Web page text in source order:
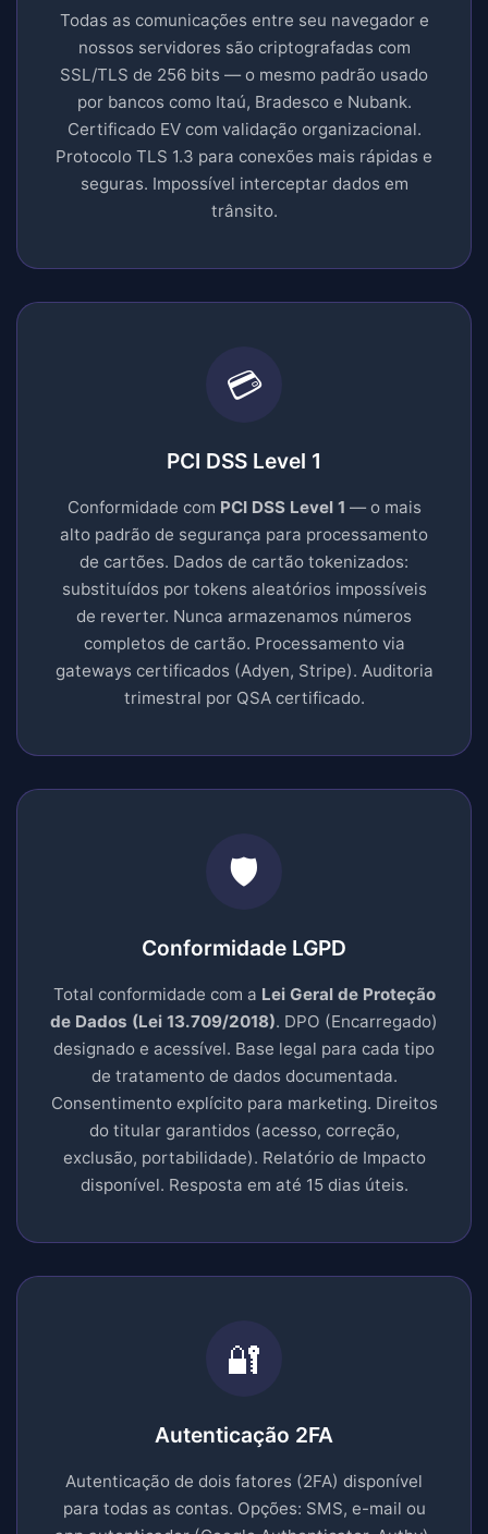
Todas as comunicações entre seu navegador e
nossos servidores são criptografadas com
SSL/TLS de 256 bits — o mesmo padrão usado
por bancos como Itaú, Bradesco e Nubank.
Certificado EV com validação organizacional.
Protocolo TLS 1.3 para conexões mais rápidas e
seguras. Impossível interceptar dados em
trânsito.
💳
PCI DSS Level 1
Conformidade com PCI DSS Level 1 — o mais
alto padrão de segurança para processamento
de cartões. Dados de cartão tokenizados:
substituídos por tokens aleatórios impossíveis
de reverter. Nunca armazenamos números
completos de cartão. Processamento via
gateways certificados (Adyen, Stripe). Auditoria
trimestral por QSA certificado.
🛡️
Conformidade LGPD
Total conformidade com a Lei Geral de Proteção
de Dados (Lei 13.709/2018). DPO (Encarregado)
designado e acessível. Base legal para cada tipo
de tratamento de dados documentada.
Consentimento explícito para marketing. Direitos
do titular garantidos (acesso, correção,
exclusão, portabilidade). Relatório de Impacto
disponível. Resposta em até 15 dias úteis.
🔐
Autenticação 2FA
Autenticação de dois fatores (2FA) disponível
para todas as contas. Opções: SMS, e-mail ou